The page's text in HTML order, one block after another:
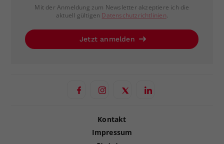
Mit der Anmeldung zum Newsletter akzeptiere ich die
aktuell gültigen Datenschutzrichtlinien.
Jetzt anmelden
Kontakt
Impressum